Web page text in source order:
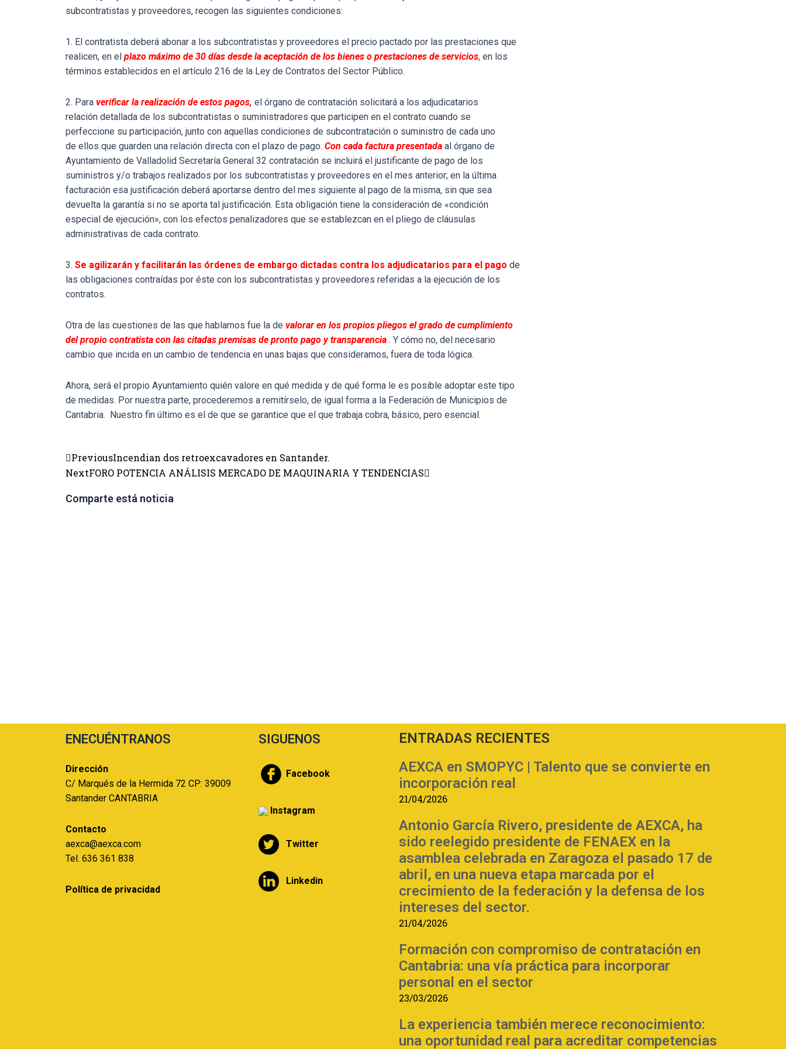
subcontratistas y proveedores, recogen las siguientes condiciones:
1. El contratista deberá abonar a los subcontratistas y proveedores el precio pactado por las prestaciones que
realicen, en el plazo máximo de 30 días desde la aceptación de los bienes o prestaciones de servicios, en los
términos establecidos en el artículo 216 de la Ley de Contratos del Sector Público.
2. Para verificar la realización de estos pagos, el órgano de contratación solicitará a los adjudicatarios
relación detallada de los subcontratistas o suministradores que participen en el contrato cuando se
perfeccione su participación, junto con aquellas condiciones de subcontratación o suministro de cada uno
de ellos que guarden una relación directa con el plazo de pago. Con cada factura presentada al órgano de
Ayuntamiento de Valladolid Secretaría General 32 contratación se incluirá el justificante de pago de los
suministros y/o trabajos realizados por los subcontratistas y proveedores en el mes anterior; en la última
facturación esa justificación deberá aportarse dentro del mes siguiente al pago de la misma, sin que sea
devuelta la garantía si no se aporta tal justificación. Esta obligación tiene la consideración de «condición
especial de ejecución», con los efectos penalizadores que se establezcan en el pliego de cláusulas
administrativas de cada contrato.
3. Se agilizarán y facilitarán las órdenes de embargo dictadas contra los adjudicatarios para el pago de
las obligaciones contraídas por éste con los subcontratistas y proveedores referidas a la ejecución de los
contratos.
Otra de las cuestiones de las que hablamos fue la de valorar en los propios pliegos el grado de cumplimiento
del propio contratista con las citadas premisas de pronto pago y transparencia . Y cómo no, del necesario
cambio que incida en un cambio de tendencia en unas bajas que consideramos, fuera de toda lógica.
Ahora, será el propio Ayuntamiento quién valore en qué medida y de qué forma le es posible adoptar este tipo
de medidas. Por nuestra parte, procederemos a remitírselo, de igual forma a la Federación de Municipios de
Cantabria. Nuestro fin último es el de que se garantice que el que trabaja cobra, básico, pero esencial.
PreviousIncendian dos retroexcavadores en Santander.
NextFORO POTENCIA ANÁLISIS MERCADO DE MAQUINARIA Y TENDENCIAS
Comparte está noticia
ENECUÉNTRANOS
Dirección
C/ Marqués de la Hermida 72 CP: 39009
Santander CANTABRIA
Contacto
aexca@aexca.com
Tel. 636 361 838
Política de privacidad
SIGUENOS
Facebook
Instagram
Twitter
Linkedin
ENTRADAS RECIENTES
AEXCA en SMOPYC | Talento que se convierte en
incorporación real
21/04/2026
Antonio García Rivero, presidente de AEXCA, ha
sido reelegido presidente de FENAEX en la
asamblea celebrada en Zaragoza el pasado 17 de
abril, en una nueva etapa marcada por el
crecimiento de la federación y la defensa de los
intereses del sector.
21/04/2026
Formación con compromiso de contratación en
Cantabria: una vía práctica para incorporar
personal en el sector
23/03/2026
La experiencia también merece reconocimiento:
una oportunidad real para acreditar competencias